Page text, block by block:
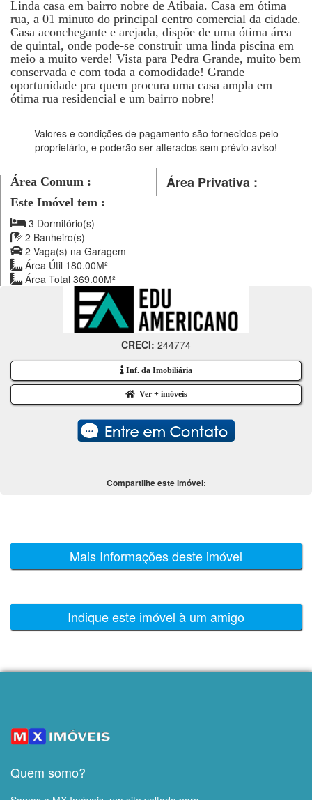
Linda casa em bairro nobre de Atibaia. Casa em ótima
rua, a 01 minuto do principal centro comercial da cidade.
Casa aconchegante e arejada, dispõe de uma ótima área
de quintal, onde pode-se construir uma linda piscina em
meio a muito verde! Vista para Pedra Grande, muito bem
conservada e com toda a comodidade! Grande
oportunidade pra quem procura uma casa ampla em
ótima rua residencial e um bairro nobre!
Valores e condições de pagamento são fornecidos pelo
proprietário, e poderão ser alterados sem prévio aviso!
Área Comum : Área Privativa :
Este Imóvel tem :
3 Dormitório(s)
2 Banheiro(s)
2 Vaga(s) na Garagem
Área Útil 180.00M²
Área Total 369.00M²
CRECI: 244774
Inf. da Imobiliária
Ver + imóveis
Compartilhe este imóvel:
Mais Informações deste imóvel
Indique este imóvel à um amigo
Quem somo?